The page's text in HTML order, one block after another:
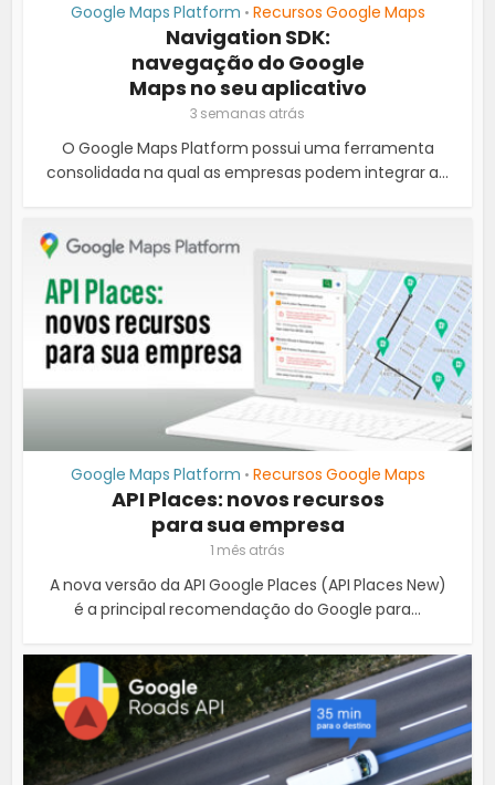
Google Maps Platform • Recursos Google Maps
Navigation SDK:
navegação do Google
Maps no seu aplicativo
3 semanas atrás
O Google Maps Platform possui uma ferramenta
consolidada na qual as empresas podem integrar a...
Google Maps Platform • Recursos Google Maps
API Places: novos recursos
para sua empresa
1 mês atrás
A nova versão da API Google Places (API Places New)
é a principal recomendação do Google para...